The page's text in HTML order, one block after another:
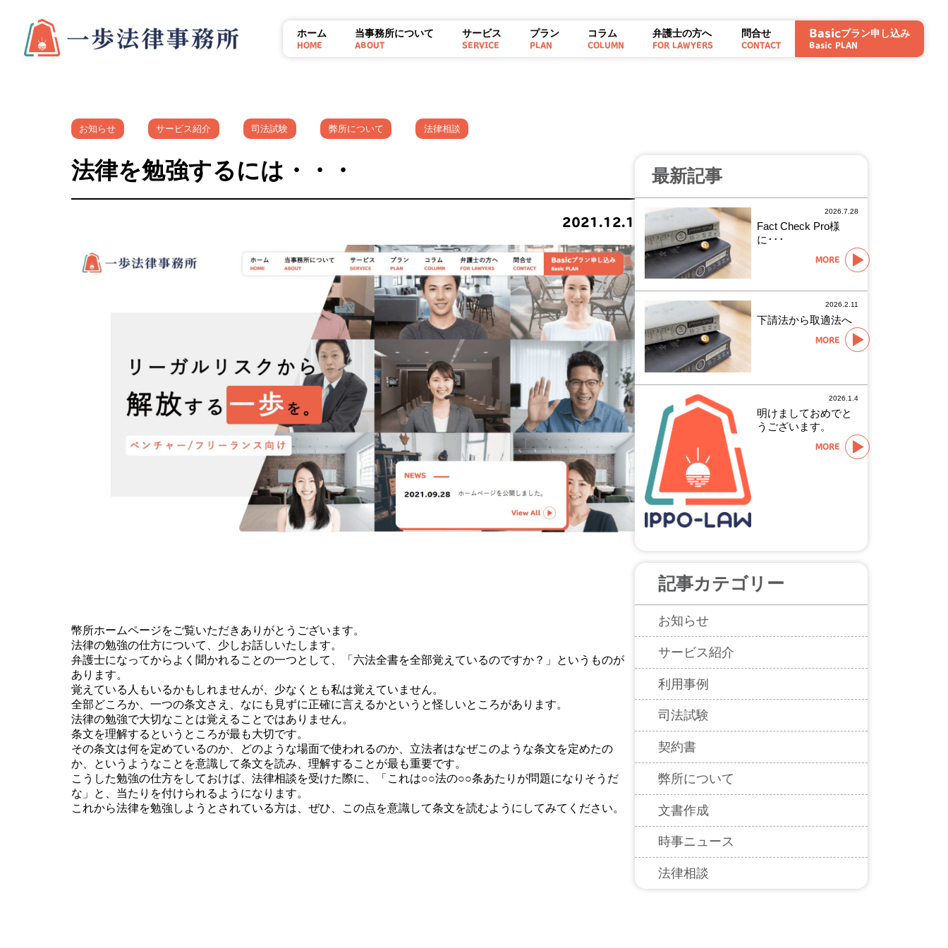
ホーム
HOME
当事務所について
ABOUT
サービス
SERVICE
プラン
PLAN
コラム
COLUMN
弁護士の方へ
FOR LAWYERS
問合せ
CONTACT
Basicプラン申し込み
Basic PLAN
お知らせ サービス紹介 司法試験 弊所について 法律相談
法律を勉強するには・・・
2021.12.1
幣所ホームページをご覧いただきありがとうございます。
法律の勉強の仕方について、少しお話しいたします。
弁護士になってからよく聞かれることの一つとして、「六法全書を全部覚えているのですか？」というものが
あります。
覚えている人もいるかもしれませんが、少なくとも私は覚えていません。
全部どころか、一つの条文さえ、なにも見ずに正確に言えるかというと怪しいところがあります。
法律の勉強で大切なことは覚えることではありません。
条文を理解するというところが最も大切です。
その条文は何を定めているのか、どのような場面で使われるのか、立法者はなぜこのような条文を定めたの
か、というようなことを意識して条文を読み、理解することが最も重要です。
こうした勉強の仕方をしておけば、法律相談を受けた際に、「これは○○法の○○条あたりが問題になりそうだ
な」と、当たりを付けられるようになります。
これから法律を勉強しようとされている方は、ぜひ、この点を意識して条文を読むようにしてみてください。
最新記事
2026.7.28
Fact Check Pro様
に･･･
MORE
2026.2.11
下請法から取適法へ
MORE
2026.1.4
明けましておめでと
うございます。
MORE
記事カテゴリー
お知らせ
サービス紹介
利用事例
司法試験
契約書
弊所について
文書作成
時事ニュース
法律相談